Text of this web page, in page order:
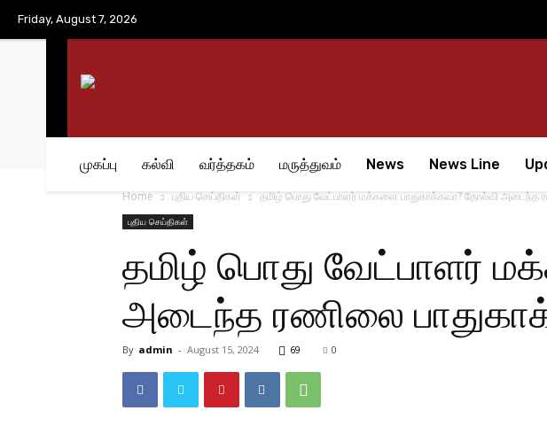
Friday, August 7, 2026
முகப்பு கல்வி வர்த்தகம் மருத்துவம் News News Line
Home புதிய செய்திகள் தமிழ் பொது வேட்பாளர் மக்களை பாதுகாக்கவா? தோல்வி அடைந்த
புதிய செய்திகள்
தமிழ் பொது வேட்பாளர்
அடைந்த ரணிலை
By admin - August 15, 2024 69 0